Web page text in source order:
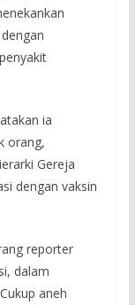
ia
orang,
Gereja
dengan vaksin
reporter
dalam
aneh